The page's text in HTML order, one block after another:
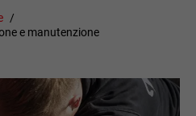
e manutenzione